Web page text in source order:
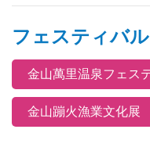
フェスティバル
金山萬里温泉フェス
金山蹦火漁業文化展